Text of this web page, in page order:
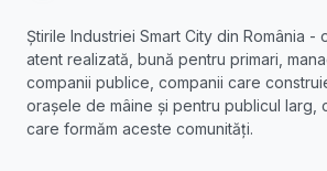
Știrile Industriei Smart City din România -
atent realizată, bună pentru primari,
companii publice, companii care
orașele de mâine și pentru publicul larg,
care formăm aceste comunități.